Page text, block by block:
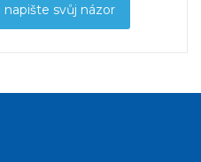
svůj názor